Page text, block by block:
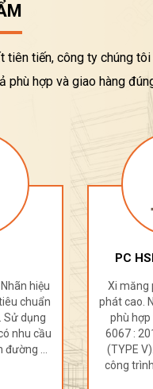
tiến, công ty chúng
hợp và giao hàng
V)
bền sun
ĐỈNH,
TCVN
C150
các
Xi măng
PCB 30.
phù hợp
công trình
Sử